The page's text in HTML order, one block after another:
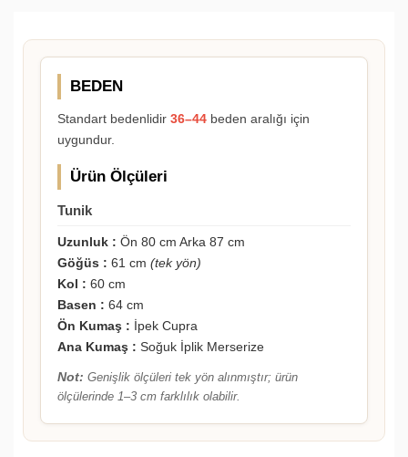
BEDEN
Standart bedenlidir 36–44 beden aralığı için
uygundur.
Ürün Ölçüleri
Tunik
Uzunluk : Ön 80 cm Arka 87 cm
Göğüs : 61 cm (tek yön)
Kol : 60 cm
Basen : 64 cm
Ön Kumaş : İpek Cupra
Ana Kumaş : Soğuk İplik Merserize
Not: Genişlik ölçüleri tek yön alınmıştır; ürün
ölçülerinde 1–3 cm farklılık olabilir.